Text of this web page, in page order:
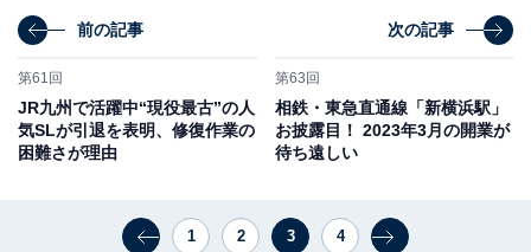
前の記事
第61回
JR九州で活躍中“現役最古”の人
気SLが引退を表明、修復作業の
困難さが理由
次の記事
第63回
相鉄・東急直通線「新横浜駅」
お披露目！ 2023年3月の開業が
待ち遠しい
1 2 3 4